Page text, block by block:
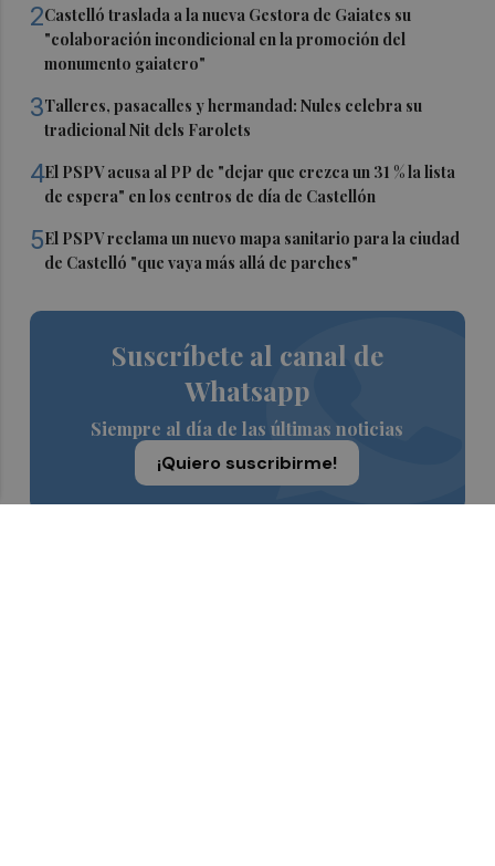
2Castelló traslada a la nueva Gestora de Gaiates su
"colaboración incondicional en la promoción del
monumento gaiatero"
3Talleres, pasacalles y hermandad: Nules celebra su
tradicional Nit dels Farolets
4El PSPV acusa al PP de "dejar que crezca un 31 % la lista
de espera" en los centros de día de Castellón
5El PSPV reclama un nuevo mapa sanitario para la ciudad
de Castelló "que vaya más allá de parches"
Suscríbete al canal de
Whatsapp
Siempre al día de las últimas noticias
¡Quiero suscribirme!